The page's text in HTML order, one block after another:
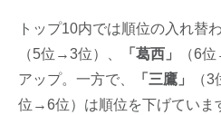
トップ10内では順位の入れ替
（5位→3位）、
「葛西」
（6
アップ。一方で、
「三鷹」 （
位→6位）は順位を下げていま